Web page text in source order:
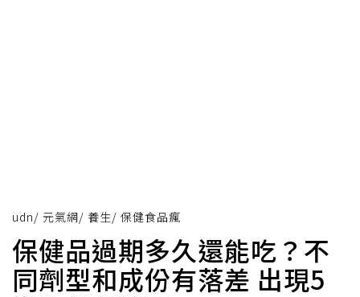
udn/ 元氣網/ 養生/ 保健食品瘋
保健品過期多久還能吃？不
同劑型和成份有落差 出現5